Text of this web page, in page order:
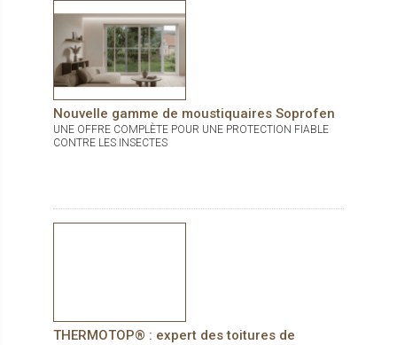
Nouvelle gamme de moustiquaires Soprofen
UNE OFFRE COMPLÈTE POUR UNE PROTECTION FIABLE
CONTRE LES INSECTES
THERMOTOP® : expert des toitures de